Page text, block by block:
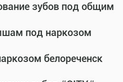
зубов под общим
под наркозом
белореченск